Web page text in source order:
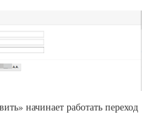
начинает работать переход